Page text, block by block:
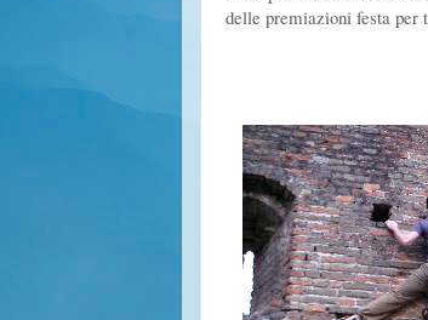
delle premiazioni festa per